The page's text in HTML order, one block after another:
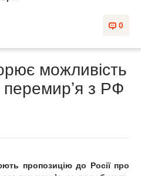
0
можливість
перемирʼя з РФ
пропозицію до Росії про